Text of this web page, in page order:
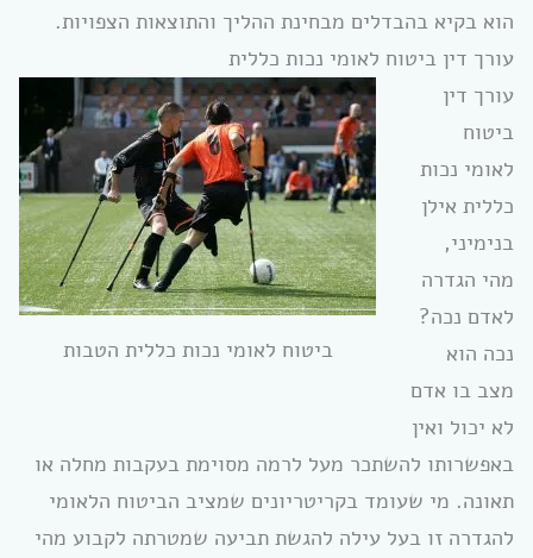
הוא בקיא בהבדלים מבחינת ההליך והתוצאות הצפויות.
עורך דין ביטוח לאומי נכות כללית
ביטוח לאומי נכות כללית הטבות
עורך דין
ביטוח
לאומי נכות
כללית אילן
בנימיני,
מהי הגדרה
לאדם נכה?
נכה הוא
מצב בו אדם
לא יכול ואין
באפשרותו להשתכר מעל לרמה מסוימת בעקבות מחלה או
תאונה. מי שעומד בקריטריונים שמציב הביטוח הלאומי
להגדרה זו בעל עילה להגשת תביעה שמטרתה לקבוע מהי